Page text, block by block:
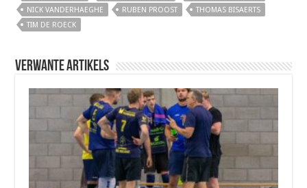
NICK VANDERHAEGHE
RUBEN PROOST
THOMAS BISAERTS
TIM DE ROECK
Verwante artikels